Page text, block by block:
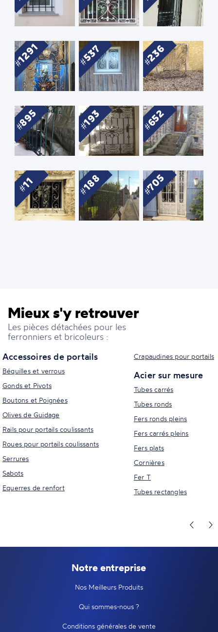
1291 537 236
895 193 652
11 188 705
Mieux s'y retrouver
Les pièces détachées pour les
ferronniers et bricoleurs :
Accessoires de portails
Béquilles et verrous
Gonds et Pivots
Boutons et Poignées
Olives de Guidage
Rails pour portails coulissants
Roues pour portails coulissants
Serrures
Sabots
Equerres de renfort
Crapaudines pour portails
Acier sur mesure
Tubes carrés
Tubes ronds
Fers ronds pleins
Fers carrés pleins
Fers plats
Cornières
Fer T
Tubes rectangles
Notre entreprise
Nos Meilleurs Produits
Qui sommes-nous ?
Conditions générales de vente